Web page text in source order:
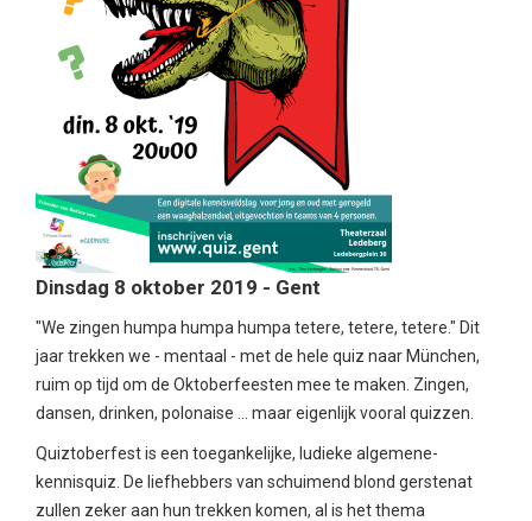
Dinsdag 8 oktober 2019 - Gent
"We zingen humpa humpa humpa tetere, tetere, tetere." Dit
jaar trekken we - mentaal - met de hele quiz naar München,
ruim op tijd om de Oktoberfeesten mee te maken. Zingen,
dansen, drinken, polonaise ... maar eigenlijk vooral quizzen.
Quiztoberfest is een toegankelijke, ludieke algemene-
kennisquiz. De liefhebbers van schuimend blond gerstenat
zullen zeker aan hun trekken komen, al is het thema